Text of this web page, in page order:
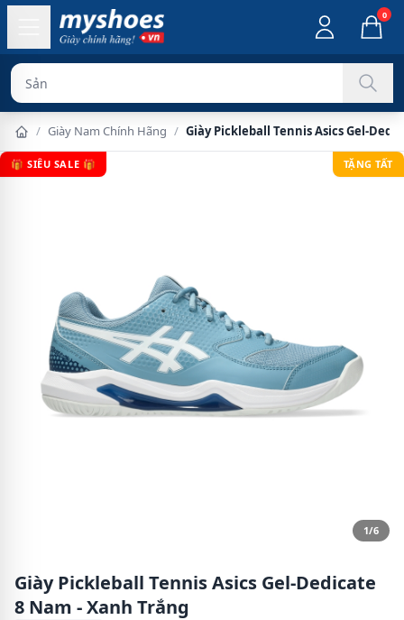
0
Sản phẩm chính
/ Giày Nam Chính Hãng / Giày Pickleball Tennis Asics Gel-
🎁 SIÊU SALE 🎁 TẶNG TẤT
1/6
Giày Pickleball Tennis Asics Gel-Dedicate
8 Nam - Xanh Trắng